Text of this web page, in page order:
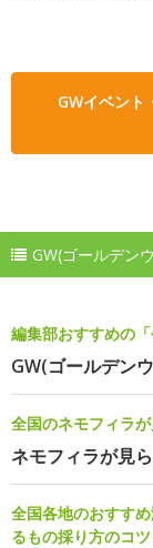
GWイベント
GW(ゴールデン
編集部おすすめの
GW(ゴールデン
全国のネモフィラ
ネモフィラが見
全国各地のおすす
るもの採り方のコ